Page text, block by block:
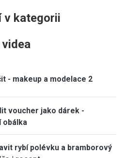
v kategorii
- makeup a modelace 2
voucher jako dárek -
obálka
rybí polévku a bramborový